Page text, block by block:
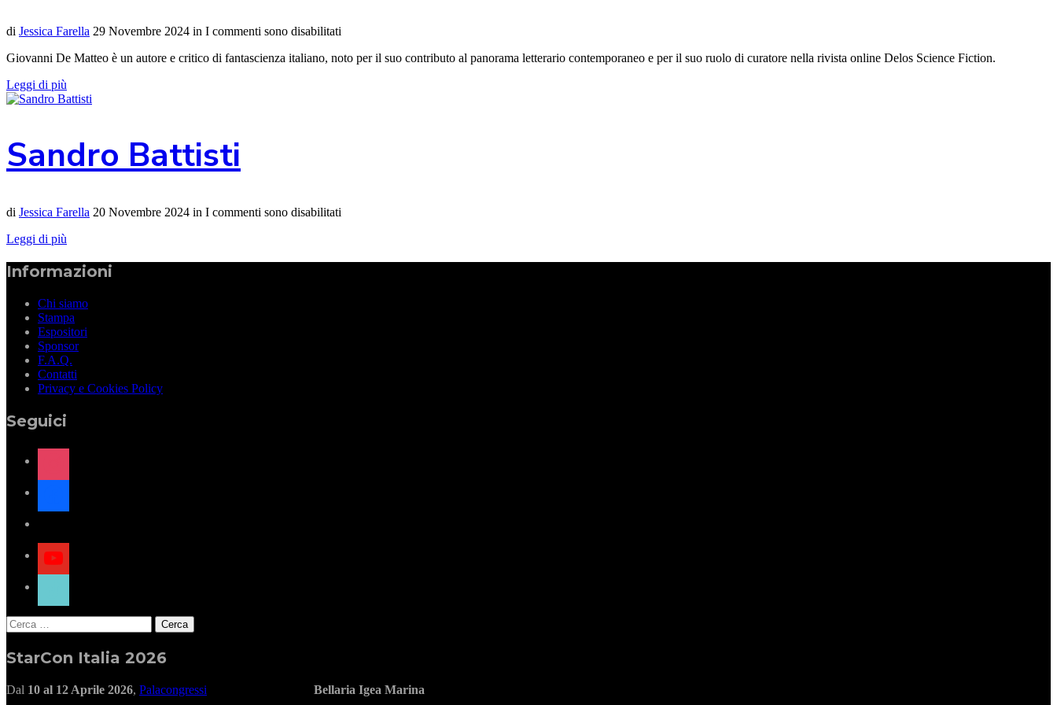
di Jessica Farella 29 Novembre 2024 in I commenti sono disabilitati
Giovanni De Matteo è un autore e critico di fantascienza italiano, noto per il suo contributo al panorama letterario contemporaneo e per il suo ruolo di curatore nella rivista online Delos Science Fiction.
Leggi di più
Sandro Battisti
di Jessica Farella 20 Novembre 2024 in I commenti sono disabilitati
Leggi di più
Informazioni
Chi siamo
Stampa
Espositori
Sponsor
F.A.Q.
Contatti
Privacy e Cookies Policy
Seguici
instagram
facebook
x
youtube
tiktok
Ricerca
per:
StarCon Italia 2026
Dal 10 al 12 Aprile 2026, Palacongressi Bellaria Igea Marina